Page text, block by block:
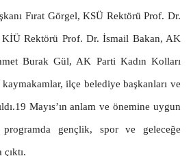
Fırat Görgel, KSÜ Rektörü Prof. Dr.
KİÜ Rektörü Prof. Dr. İsmail Bakan, AK
Burak Gül, AK Parti Kadın Kolları
ilçe belediye başkanları ve
Mayıs’ın anlam ve önemine uygun
programda gençlik, spor ve geleceğe